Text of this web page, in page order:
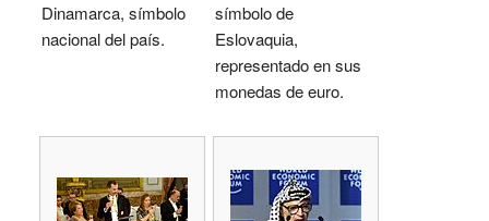
Dinamarca, símbolo
nacional del país.
símbolo de
Eslovaquia,
representado en sus
monedas de euro.